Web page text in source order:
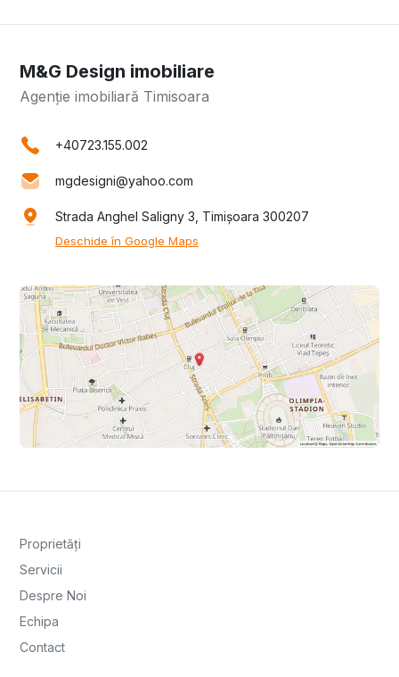
M&G Design imobiliare
Agenție imobiliară Timisoara
+40723.155.002
mgdesigni@yahoo.com
Strada Anghel Saligny 3, Timișoara 300207
Deschide în Google Maps
Proprietăți
Servicii
Despre Noi
Echipa
Contact